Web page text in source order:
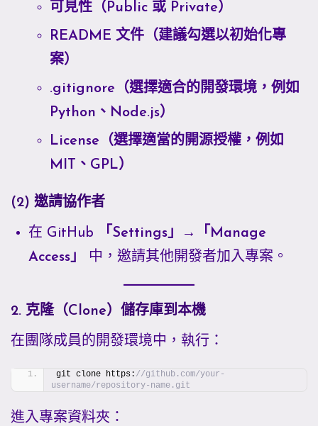
可見性（Public 或 Private）
README 文件（建議勾選以初始化專
案）
.gitignore（選擇適合的開發環境，例如
Python、Node.js）
License（選擇適當的開源授權，例如
MIT、GPL）
(2) 邀請協作者
在 GitHub
「Settings」→「Manage
Access」
中，邀請其他開發者加入專案。
2. 克隆（Clone）儲存庫到本機
在團隊成員的開發環境中，執行：
git clone https: //github.com/your-
username/repository-name.git
進入專案資料夾：